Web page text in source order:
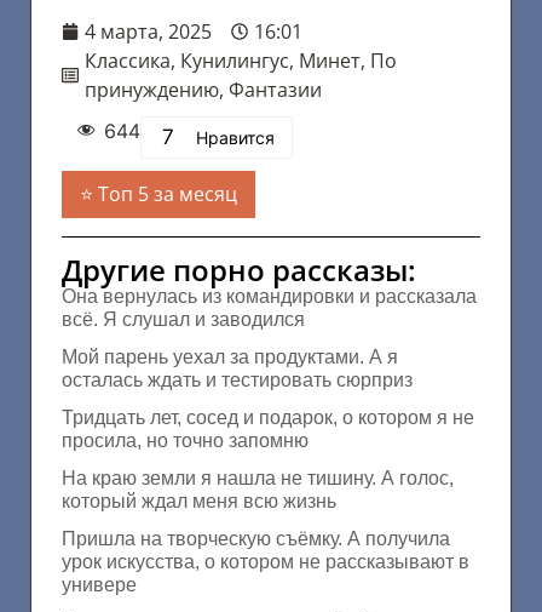
4 марта, 2025
16:01
Классика, Кунилингус, Минет, По
принуждению, Фантазии
644 7 Нравится
Топ 5 за месяц
Другие порно рассказы:
Она вернулась из командировки и рассказала
всё. Я слушал и заводился
Мой парень уехал за продуктами. А я
осталась ждать и тестировать сюрприз
Тридцать лет, сосед и подарок, о котором я не
просила, но точно запомню
На краю земли я нашла не тишину. А голос,
который ждал меня всю жизнь
Пришла на творческую съёмку. А получила
урок искусства, о котором не рассказывают в
универе